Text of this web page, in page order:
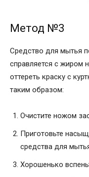
Метод №3
Средство для мытья
справляется с жиром
оттереть краску с
таким образом:
Очистите ножом
Приготовьте
средства для
Хорошенько